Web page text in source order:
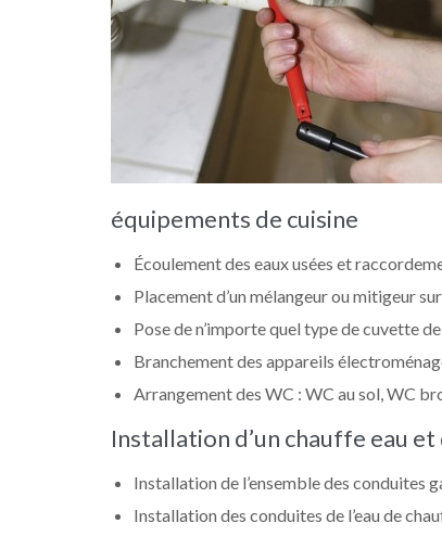
équipements de cuisine
Écoulement des eaux usées et
Placement d’un mélangeur ou mitigeur
Pose de n’importe quel type de cuvette
Branchement des appareils
Arrangement des WC : WC au sol, WC
Installation d’un chauffe eau
Installation de l’ensemble des conduites
Installation des conduites de l’eau de